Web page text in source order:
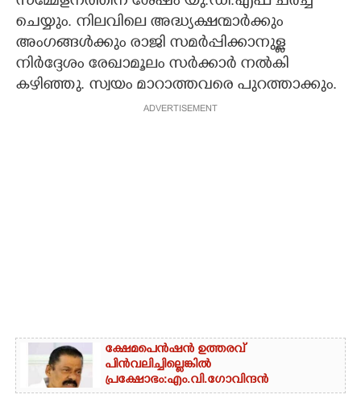
CONTACT US
ചെയ്യും. നിലവിലെ അദ്ധ്യക്ഷന്മാർക്കും
അംഗങ്ങൾക്കും രാജി സമർപ്പിക്കാനുള്ള
നിർദ്ദേശം രേഖാമൂലം സർക്കാർ നൽകി
കഴിഞ്ഞു. സ്വയം മാറാത്തവരെ പുറത്താക്കും.
ADVERTISEMENT
ക്ഷേമപെൻഷൻ ഉത്തരവ്
പിൻവലിച്ചില്ലെങ്കിൽ
പ്രക്ഷോഭം:എം.വി.ഗോവിന്ദൻ